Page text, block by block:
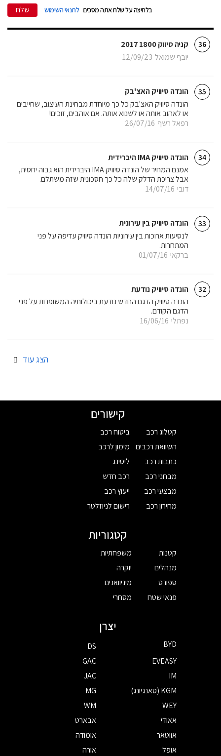
בלחיצה על שלח אתה מסכים לתנאי השימוש שלח
36
קניה סיווק 1800 2017
יובף שמואל 12/09/23
35 הונדה סיוויק האצ'בק
רפאל רשף 26/07/16
הונדה סיוויק האצ'בק כל כך מיוחדת מבחינת העיצוב, שחייבים
או לאהוב אותה או לשנוא אותה. אם אוהבים, זוכים!
34 הונדה סיוויק IMA היברידית
דובי 14/07/16
אמנם המחיר של הונדה סיוויק IMA היברידית הוא גבוה יחסית,
אבל צריכת הדלק שלה כל כך חסכונית שזה משתלם.
33 הונדה סיוויק בין עירונית
ברקאי 01/07/16
לנסיעות ארוכות בין עירוניות הונדה סיוויק עדיפה על פני
המתחרות.
32 הונדה סיוויק נודעת
נפתלי 16/06/16
הונדה סיוויק הדגם החדש נודעת ביכולותיה המשופרות על פני
הדגם הקודם.
הצג עוד
קישורים
קטלוג רכב
השוואת רכבים
כתבות רכב
מבחני רכב
מבצעי רכב
מחירון רכב
ביטוח רכב
מימון לרכב
ליסינג
רכב חדש
ייעוץ רכב
רישום לניוזלטר
קטגוריות
קטנות
מנהלים
ספורט
פנאי שטח
משפחתיות
יוקרה
מיניוואנים
מסחרי
יצרן
BYD
DS
EVEASY
GAC
IM
JAC
KGM (סאנגיונג)
MG
WEY
WM
אאודי
אבארט
אווטאר
אומודה
אופל
אורה